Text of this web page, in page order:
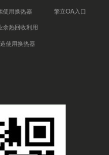
使用换热器
余热回收利用
使用换热器
擎立OA入口